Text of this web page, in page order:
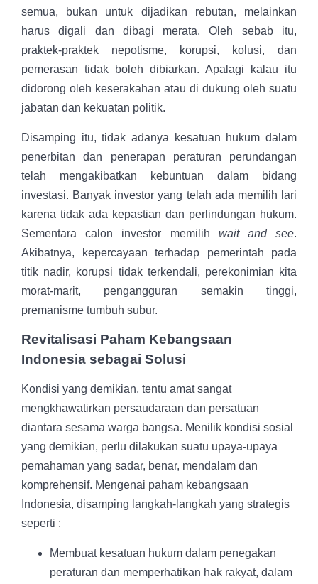
semua, bukan untuk dijadikan rebutan, melainkan
harus digali dan dibagi merata. Oleh sebab itu,
praktek-praktek nepotisme, korupsi, kolusi, dan
pemerasan tidak boleh dibiarkan. Apalagi kalau itu
didorong oleh keserakahan atau di dukung oleh suatu
jabatan dan kekuatan politik.
Disamping itu, tidak adanya kesatuan hukum dalam
penerbitan dan penerapan peraturan perundangan
telah mengakibatkan kebuntuan dalam bidang
investasi. Banyak investor yang telah ada memilih lari
karena tidak ada kepastian dan perlindungan hukum.
Sementara calon investor memilih wait and see.
Akibatnya, kepercayaan terhadap pemerintah pada
titik nadir, korupsi tidak terkendali, perekonimian kita
morat-marit, pengangguran semakin tinggi,
premanisme tumbuh subur.
Revitalisasi Paham Kebangsaan
Indonesia sebagai Solusi
Kondisi yang demikian, tentu amat sangat
mengkhawatirkan persaudaraan dan persatuan
diantara sesama warga bangsa. Menilik kondisi sosial
yang demikian, perlu dilakukan suatu upaya-upaya
pemahaman yang sadar, benar, mendalam dan
komprehensif. Mengenai paham kebangsaan
Indonesia, disamping langkah-langkah yang strategis
seperti :
Membuat kesatuan hukum dalam penegakan
peraturan dan memperhatikan hak rakyat, dalam